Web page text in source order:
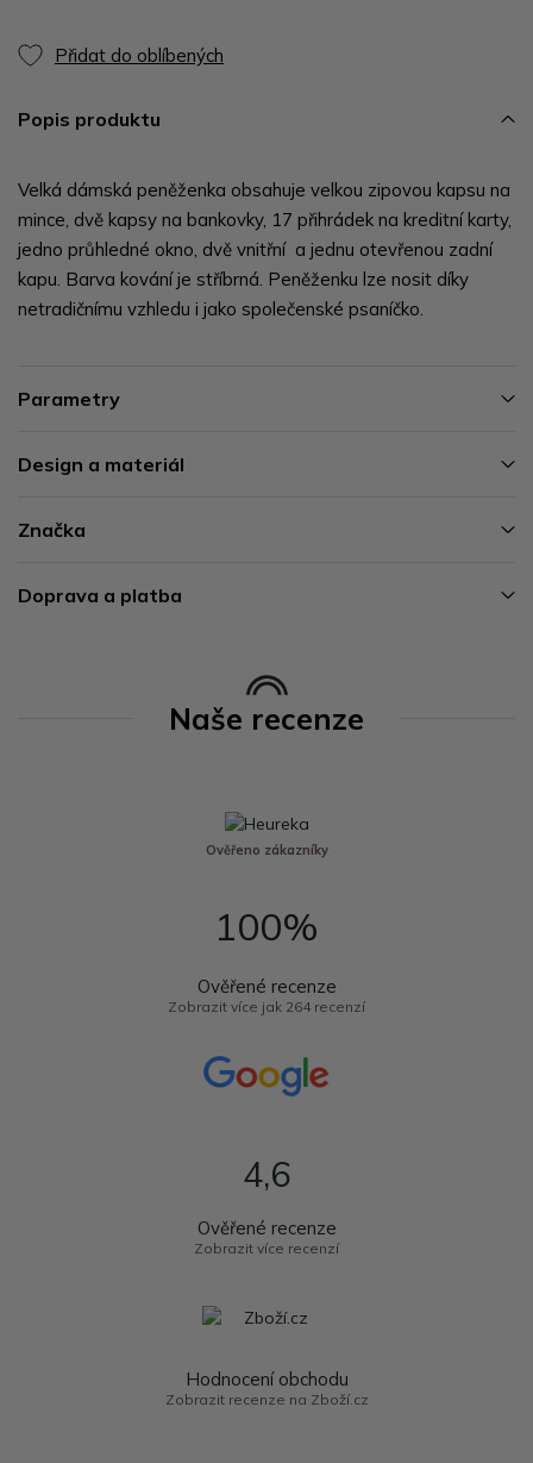
Přidat do oblíbených
Popis produktu
Velká dámská peněženka obsahuje velkou zipovou kapsu na
mince, dvě kapsy na bankovky, 17 přihrádek na kreditní karty,
jedno průhledné okno, dvě vnitřní a jednu otevřenou zadní
kapu. Barva kování je stříbrná. Peněženku lze nosit díky
netradičnímu vzhledu i jako společenské psaníčko.
Parametry
Design a materiál
Značka
Doprava a platba
Naše recenze
Ověřeno zákazníky
100%
Ověřené recenze
Zobrazit více jak 264 recenzí
4,6
Ověřené recenze
Zobrazit více recenzí
Hodnocení obchodu
Zobrazit recenze na Zboží.cz